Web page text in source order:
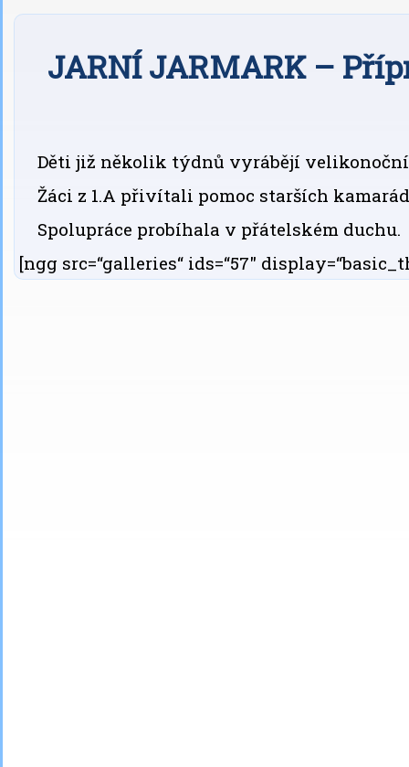
JARNÍ JARMARK –
Děti již několik týdnů vyrábějí
Žáci z 1.A přivítali pomoc starších
Spolupráce probíhala v přátelském duchu.
[ngg src=“galleries“ ids=“57″